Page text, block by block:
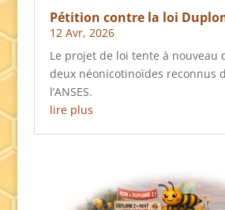
Pétition contre la loi
12 Avr, 2026
Le projet de loi tente à nouveau
deux néonicotinoïdes reconnus
l’ANSES.
lire plus